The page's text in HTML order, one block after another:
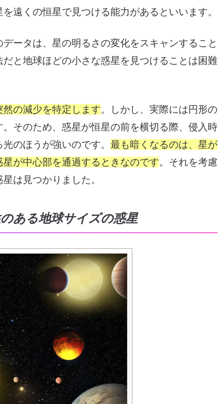
遠くの恒星で見つける能力があるといいます。
ータは、星の明るさの変化をスキャンすること
と地球ほどの小さな惑星を見つけることは困難
然の減少を特定します。しかし、実際には円形の
そのため、惑星が恒星の前を横切る際、侵入時
のほうが強いのです。 最も暗くなるのは、星が
が中心部を通過するときなのです。それを考慮
は見つかりました。
ある地球サイズの惑星